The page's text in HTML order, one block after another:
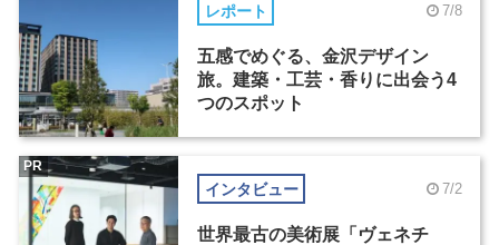
レポート 7/8
五感でめぐる、金沢デザイン
旅。建築・工芸・香りに出会う4
つのスポット
インタビュー 7/2
世界最古の美術展「ヴェネチ
PR